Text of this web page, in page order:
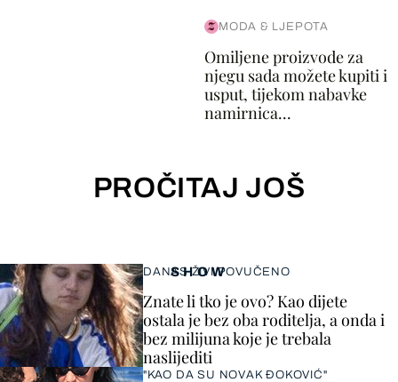
MODA & LJEPOTA
Omiljene proizvode za
njegu sada možete kupiti i
usput, tijekom nabavke
namirnica...
PROČITAJ JOŠ
SHOW
DANAS ŽIVI POVUČENO
Znate li tko je ovo? Kao dijete
ostala je bez oba roditelja, a onda i
bez milijuna koje je trebala
naslijediti
"KAO DA SU NOVAK ĐOKOVIĆ"